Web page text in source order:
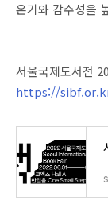
온기와 감수성을
서울국제도서전
https://